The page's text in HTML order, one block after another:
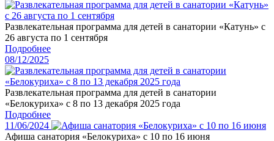
Развлекательная программа для детей в санатории «Катунь» с
26 августа по 1 сентября
Подробнее
08/12/2025
Развлекательная программа для детей в санатории
«Белокуриха» с 8 по 13 декабря 2025 года
Подробнее
11/06/2024
Афиша санатория «Белокуриха» с 10 по 16 июня